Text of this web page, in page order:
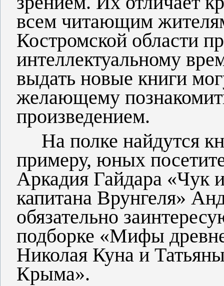
всем читающим
Костромской области
интеллектуальному
выдать новые книги
желающему
произведением.
На полке найдутся
примеру, юных
Аркадия Гайдара «Чук
капитана Врунгеля»
обязательно
подборке «Мифы
Николая Куна и
Крыма».